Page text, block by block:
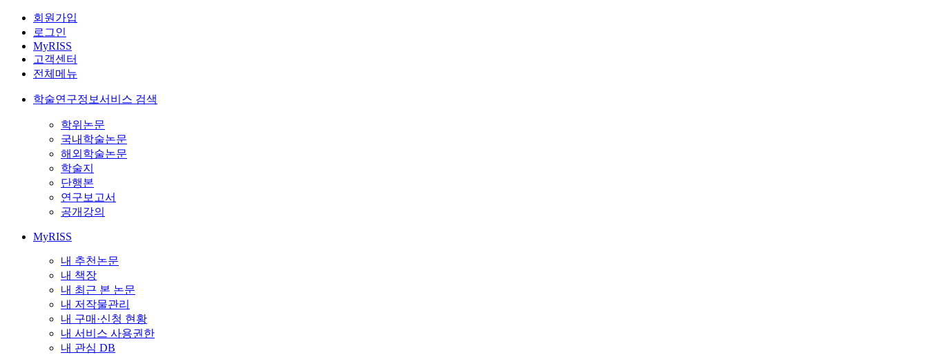
회원가입
로그인
MyRISS
고객센터
전체메뉴
학술연구정보서비스 검색
학위논문
국내학술논문
해외학술논문
학술지
단행본
연구보고서
공개강의
MyRISS
내 추천논문
내 책장
내 최근 본 논문
내 저작물관리
내 구매·신청 현황
내 서비스 사용권한
내 관심 DB